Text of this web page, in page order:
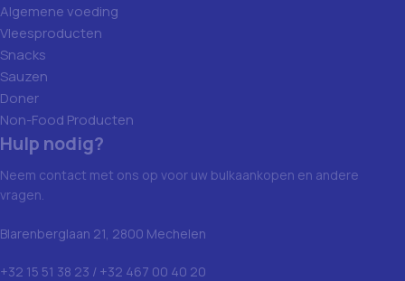
Algemene voeding
Vleesproducten
Snacks
Sauzen
Doner
Non-Food Producten
Hulp nodig?
Neem contact met ons op voor uw bulkaankopen en andere
vragen.
Blarenberglaan 21, 2800 Mechelen
+32 15 51 38 23 / +32 467 00 40 20